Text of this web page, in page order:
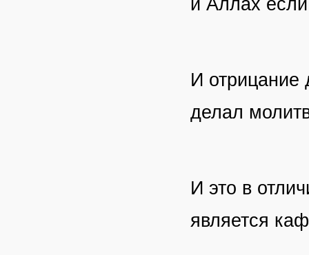
и Аллах если
И отрицание
делал
И это в
является